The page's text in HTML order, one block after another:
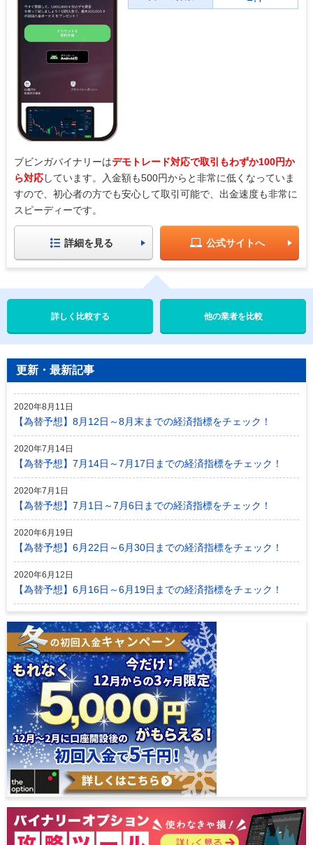
ブビンガバイナリーはデモトレード対応で取引もわずか100円か
ら対応しています。入金額も500円からと非常に低くなっていま
すので、初心者の方でも安心して取引可能で、出金速度も非常に
スピーディーです。
詳細を見る 公式サイトへ
他の業者を比較
更新・最新記事
2020年8月11日
【為替予想】8月12日～8月末までの経済指標をチェック！
2020年7月14日
【為替予想】7月14日～7月17日までの経済指標をチェック！
2020年7月1日
【為替予想】7月1日～7月6日までの経済指標をチェック！
2020年6月19日
【為替予想】6月22日～6月30日までの経済指標をチェック！
2020年6月12日
【為替予想】6月16日～6月19日までの経済指標をチェック！